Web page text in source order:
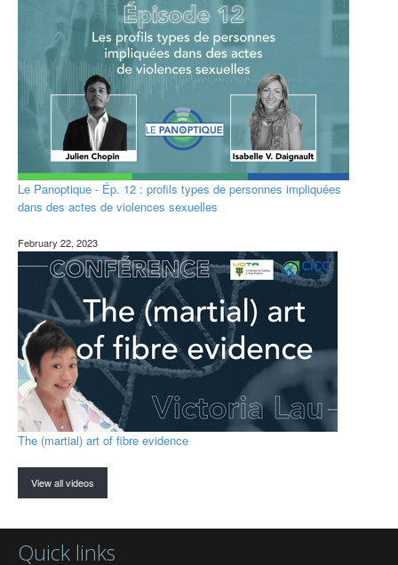
Le Panoptique - Ép. 12 : profils types de personnes impliquées
dans des actes de violences sexuelles
February 22, 2023
The (martial) art of fibre evidence
View all videos
Quick links